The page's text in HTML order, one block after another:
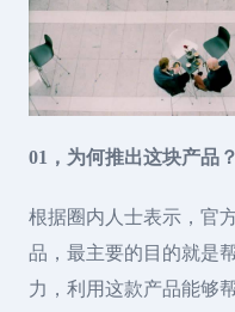
01，为何推出这块产品？
根据圈内人士表示，官
品，最主要的目的就是
力，利用这款产品能够